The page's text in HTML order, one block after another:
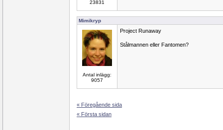
23831
Mimikryp
Antal inlägg:
9057
Project Runaway
Stålmannen eller Fantomen?
« Föregående sida
« Första sidan